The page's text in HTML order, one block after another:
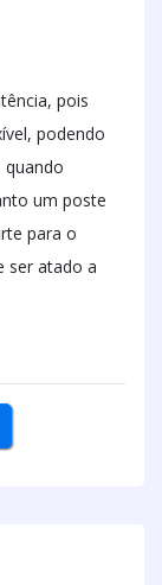
pois
podendo
quando
um poste
para o
ser atado a